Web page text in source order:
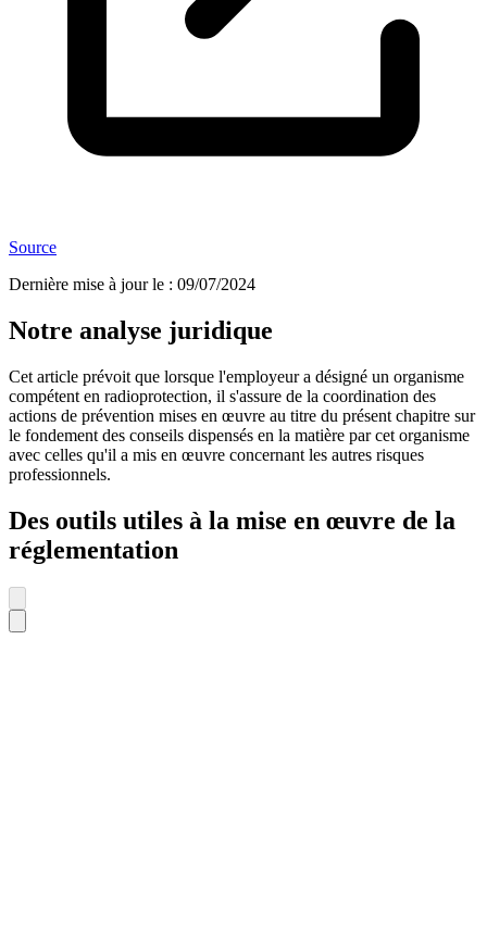
Source
Dernière mise à jour le : 09/07/2024
Notre analyse juridique
Cet article prévoit que lorsque l'employeur a désigné un organisme
compétent en radioprotection, il s'assure de la coordination des
actions de prévention mises en œuvre au titre du présent chapitre sur
le fondement des conseils dispensés en la matière par cet organisme
avec celles qu'il a mis en œuvre concernant les autres risques
professionnels.
Des outils utiles à la mise en œuvre de la
réglementation